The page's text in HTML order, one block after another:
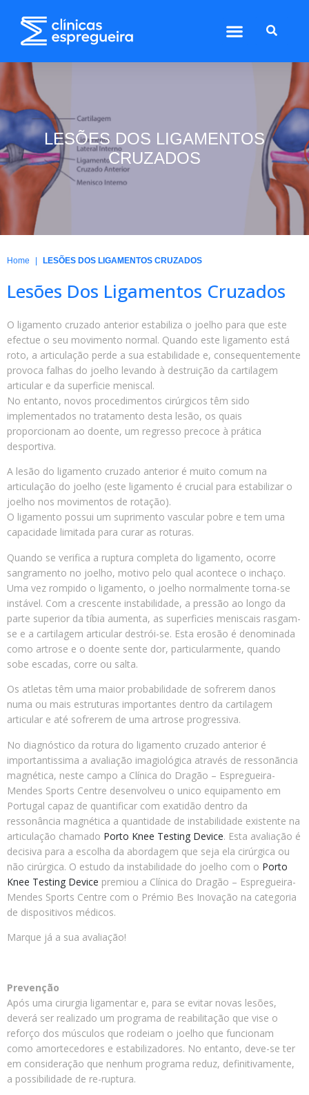
LESÕES DOS LIGAMENTOS
CRUZADOS
Home | LESÕES DOS LIGAMENTOS CRUZADOS
Lesões Dos Ligamentos Cruzados
O ligamento cruzado anterior estabiliza o joelho para que este
efectue o seu movimento normal. Quando este ligamento está
roto, a articulação perde a sua estabilidade e, consequentemente
provoca falhas do joelho levando à destruição da cartilagem
articular e da superficie meniscal.
No entanto, novos procedimentos cirúrgicos têm sido
implementados no tratamento desta lesão, os quais
proporcionam ao doente, um regresso precoce à prática
desportiva.
A lesão do ligamento cruzado anterior é muito comum na
articulação do joelho (este ligamento é crucial para estabilizar o
joelho nos movimentos de rotação).
O ligamento possui um suprimento vascular pobre e tem uma
capacidade limitada para curar as roturas.
Quando se verifica a ruptura completa do ligamento, ocorre
sangramento no joelho, motivo pelo qual acontece o inchaço.
Uma vez rompido o ligamento, o joelho normalmente torna-se
instável. Com a crescente instabilidade, a pressão ao longo da
parte superior da tíbia aumenta, as superficies meniscais rasgam-
se e a cartilagem articular destrói-se. Esta erosão é denominada
como artrose e o doente sente dor, particularmente, quando
sobe escadas, corre ou salta.
Os atletas têm uma maior probabilidade de sofrerem danos
numa ou mais estruturas importantes dentro da cartilagem
articular e até sofrerem de uma artrose progressiva.
No diagnóstico da rotura do ligamento cruzado anterior é
importantissima a avaliação imagiológica através de ressonãncia
magnética, neste campo a Clínica do Dragão – Espregueira-
Mendes Sports Centre desenvolveu o unico equipamento em
Portugal capaz de quantificar com exatidão dentro da
ressonância magnética a quantidade de instabilidade existente na
articulação chamado Porto Knee Testing Device. Esta avaliação é
decisiva para a escolha da abordagem que seja ela cirúrgica ou
não cirúrgica. O estudo da instabilidade do joelho com o Porto
Knee Testing Device premiou a Clínica do Dragão – Espregueira-
Mendes Sports Centre com o Prémio Bes Inovação na categoria
de dispositivos médicos.
Marque já a sua avaliação!
Prevenção
Após uma cirurgia ligamentar e, para se evitar novas lesões,
deverá ser realizado um programa de reabilitação que vise o
reforço dos músculos que rodeiam o joelho que funcionam
como amortecedores e estabilizadores. No entanto, deve-se ter
em consideração que nenhum programa reduz, definitivamente,
a possibilidade de re-ruptura.